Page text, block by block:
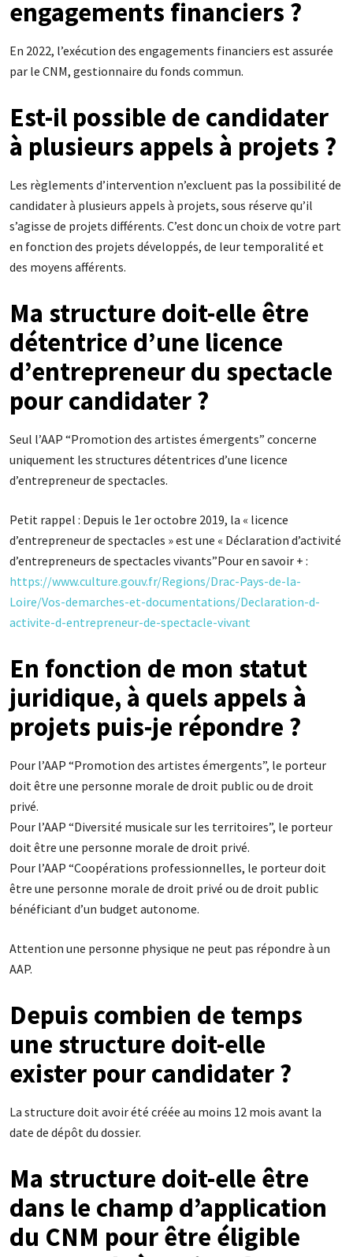
engagements financiers ?
En 2022, l’exécution des engagements financiers est assurée
par le CNM, gestionnaire du fonds commun.
Est-il possible de candidater
à plusieurs appels à projets ?
Les règlements d’intervention n’excluent pas la possibilité de
candidater à plusieurs appels à projets, sous réserve qu’il
s’agisse de projets différents. C’est donc un choix de votre part
en fonction des projets développés, de leur temporalité et
des moyens afférents.
Ma structure doit-elle être
détentrice d’une licence
d’entrepreneur du spectacle
pour candidater ?
Seul l’AAP “Promotion des artistes émergents” concerne
uniquement les structures détentrices d’une licence
d’entrepreneur de spectacles.
Petit rappel : Depuis le 1er octobre 2019, la « licence
d’entrepreneur de spectacles » est une « Déclaration d’activité
d’entrepreneurs de spectacles vivants”Pour en savoir + :
https://www.culture.gouv.fr/Regions/Drac-Pays-de-la-
Loire/Vos-demarches-et-documentations/Declaration-d-
activite-d-entrepreneur-de-spectacle-vivant
En fonction de mon statut
juridique, à quels appels à
projets puis-je répondre ?
Pour l’AAP “Promotion des artistes émergents”, le porteur
doit être une personne morale de droit public ou de droit
privé.
Pour l’AAP “Diversité musicale sur les territoires”, le porteur
doit être une personne morale de droit privé.
Pour l’AAP “Coopérations professionnelles, le porteur doit
être une personne morale de droit privé ou de droit public
bénéficiant d’un budget autonome.
Attention une personne physique ne peut pas répondre à un
AAP.
Depuis combien de temps
une structure doit-elle
exister pour candidater ?
La structure doit avoir été créée au moins 12 mois avant la
date de dépôt du dossier.
Ma structure doit-elle être
dans le champ d’application
du CNM pour être éligible